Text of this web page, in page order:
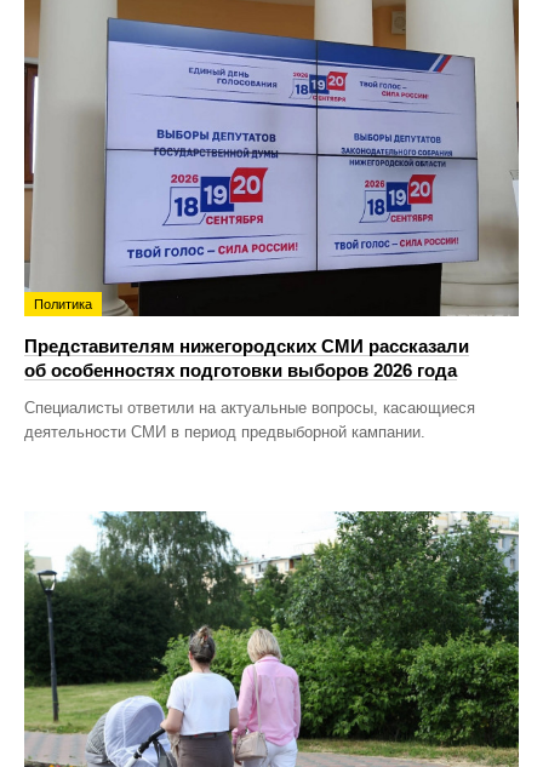
Политика
Представителям нижегородских СМИ рассказали
об особенностях подготовки выборов 2026 года
Специалисты ответили на актуальные вопросы, касающиеся
деятельности СМИ в период предвыборной кампании.